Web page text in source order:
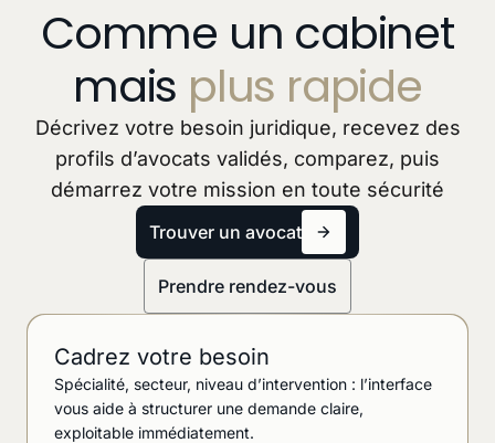
Cadrez votre besoin
Spécialité, secteur, niveau d’intervention : l’interface
vous aide à structurer une demande claire,
exploitable immédiatement.
Comme un cabinet
mais plus rapide
Décrivez votre besoin juridique, recevez des
profils d’avocats validés, comparez, puis
démarrez votre mission en toute sécurité
Trouver un avocat
Prendre rendez-vous